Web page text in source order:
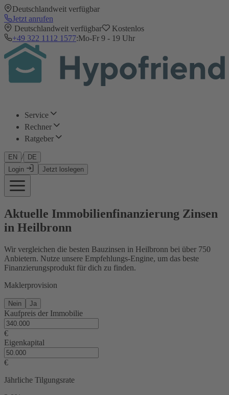
Deutschlandweit verfügbar
Jetzt anrufen
Deutschlandweit verfügbar
Kostenlos
+49 322 1112 1577:Mo-Fr 9 - 19 Uhr
Service
Rechner
Ratgeber
EN /
DE
Login
Jetzt loslegen
Aktuelle Immobilienfinanzierung Zinsen
in Heilbronn
Wir vergleichen die besten Bauzinsen in Heilbronn bei über 750
Anbietern. Nutze unsere Empfehlungs-Engine, um das beste
Finanzierungsprodukt für dich zu finden.
Maklerprovision
Nein Ja
Kaufpreis der Immobilie
€
Eigenkapital
€
Jährliche Tilgungsrate